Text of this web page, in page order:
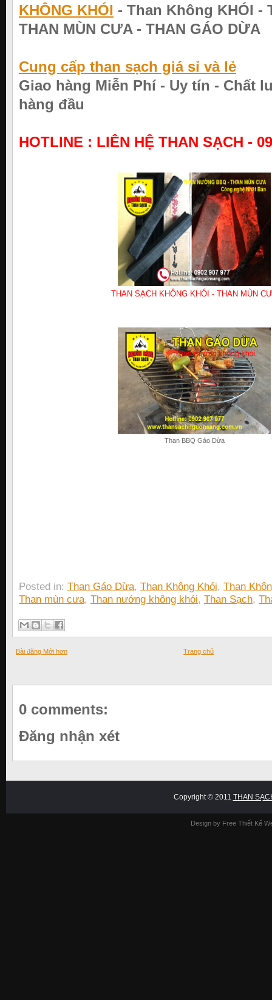
KHÔNG KHÓI - Than Không KHÓI -
THAN MÙN CƯA - THAN GÁO DỪA
Cung cấp than sạch giá sỉ và lẻ
Giao hàng Miễn Phí - Uy tín - Chất
hàng đầu
HOTLINE : LIÊN HỆ THAN SẠCH -
THAN SẠCH KHÔNG KHÓI - THAN MÙN
Than BBQ Gáo Dừa
Posted in: Than Gáo Dừa, Than Không Khói, Than
Than mùn cưa, Than nướng không khói, Than Sạch,
Bài đăng Mới hơn Trang chủ
0 comments:
Đăng nhận xét
Copyright © 2011 THAN
Design by Free Thiết Kế